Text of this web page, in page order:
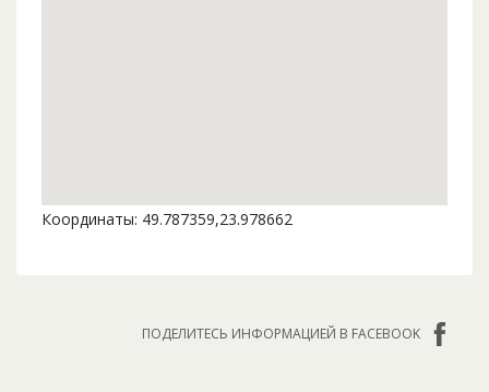
Координаты: 49.787359,23.978662
ПОДЕЛИТЕСЬ ИНФОРМАЦИЕЙ В FACEBOOK